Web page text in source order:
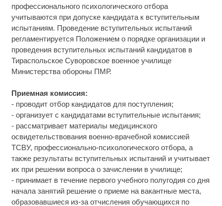
профессионального психологического отбора
учитываются при допуске кандидата к вступительным
испытаниям. Проведение вступительных испытаний
регламентируется Положением о порядке организации и
проведения вступительных испытаний кандидатов в
Тираспольское Суворовское военное училище
Министерства обороны ПМР.
Приемная комиссия:
- проводит отбор кандидатов для поступления;
- организует с кандидатами вступительные испытания;
- рассматривает материалы медицинского
освидетельствования военно-врачебной комиссией
ТСВУ, профессионально-психологического отбора, а
также результаты вступительных испытаний и учитывает
их при решении вопроса о зачислении в училище;
- принимает в течение первого учебного полугодия со дня
начала занятий решение о приеме на вакантные места,
образовавшиеся из-за отчисления обучающихся по